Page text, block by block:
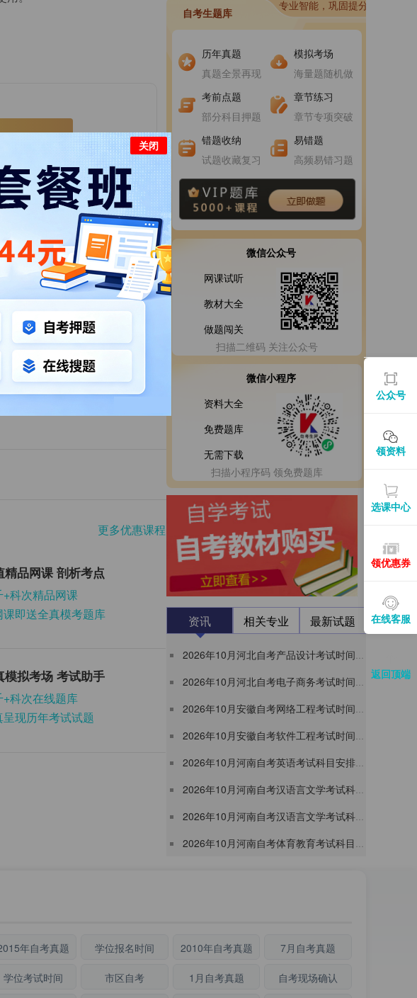
真题及答案
年真题及答案
真题及答案
真题及答案
苗族自
自考
绥阳县自考
更多优惠课程
精品网课 剖析考点
+科次精品网课
课即送全真模考题库
模拟考场 考试助手
+科次在线题库
呈现历年考试试题
自考生题库
专业智能，巩固提分
历年真题
真题全景再现
模拟考场
海量题随机做
进入做题
考前点题
部分科目押题
进入做题
章节练习
章节专项突破
进入做题
错题收纳
试题收藏复习
进入做题
易错题
高频易错习题
进入做题
微信公众号
网课试听
教材大全
做题闯关
扫描二维码 关注公众号
微信小程序
资料大全
免费题库
无需下载
扫描小程序码 领免费题库
资讯 相关专业 最新试题
2026年10月河北自考产品设计考试时间及考试安排表（130504本科）
2026年10月河北自考电子商务考试时间及考试安排表（120801本科）
2026年10月安徽自考网络工程考试时间及考试安排表(080903本科)
2026年10月安徽自考软件工程考试时间及考试安排表(080902本科)
2026年10月河南自考英语考试科目安排表（050201专升本）
2026年10月河南自考汉语言文学考试科目安排表（050113专升本）
2026年10月河南自考汉语言文学考试科目安排表（050105专升本）
2026年10月河南自考体育教育考试科目安排表（040302专升本）
年自考真题 学位报名时间 2010年自考真题 7月自考真题
学位考试时间 市区自考 1月自考真题 自考现场确认
关闭
公众号
领资料
选课中心
领优惠券
在线客服
返回顶端